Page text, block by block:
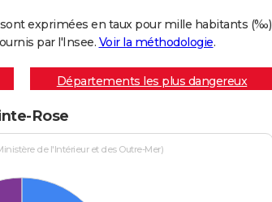
exprimées en taux pour mille habitants (‰)
par l'Insee. Voir la méthodologie.
Départements les plus dangereux
Rose
de l'Intérieur et des Outre-Mer)